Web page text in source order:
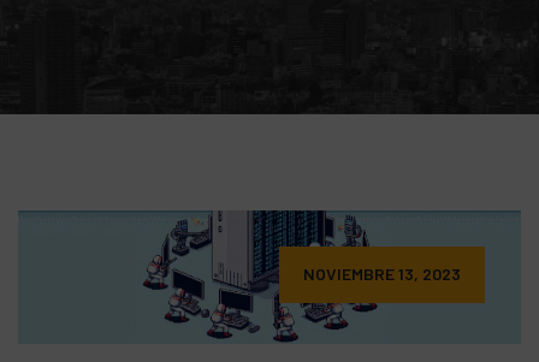
NOVIEMBRE 13, 2023